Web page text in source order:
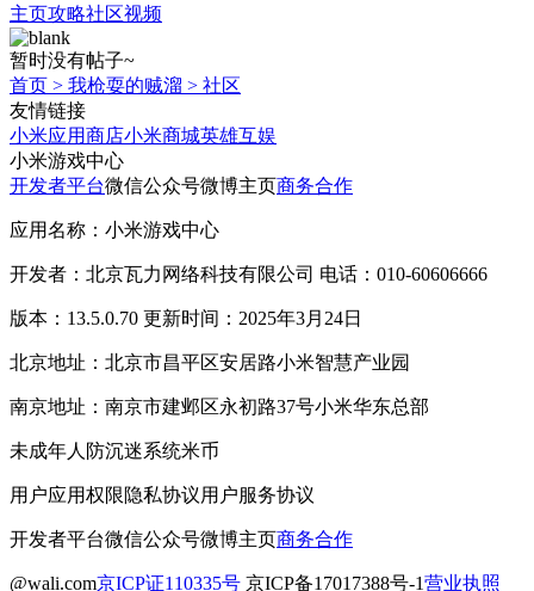
主页攻略社区视频
暂时没有帖子~
首页 > 我枪耍的贼溜 > 社区
友情链接
小米应用商店小米商城英雄互娱
小米游戏中心
开发者平台微信公众号微博主页商务合作
应用名称：小米游戏中心
开发者：北京瓦力网络科技有限公司 电话：010-60606666
版本：13.5.0.70 更新时间：2025年3月24日
北京地址：北京市昌平区安居路小米智慧产业园
南京地址：南京市建邺区永初路37号小米华东总部
未成年人防沉迷系统米币
用户应用权限隐私协议用户服务协议
开发者平台微信公众号微博主页商务合作
@wali.com京ICP证110335号 京ICP备17017388号-1营业执照